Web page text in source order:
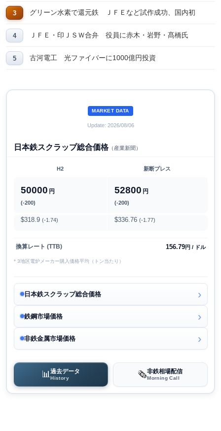
グリーン水素で還元鉄 ＪＦＥなど試作成功、国内初
ＪＦＥ・印ＪＳＷ合弁 役員に赤木・岩野・髙橋氏
古河電工 光ファイバーに1000億円投資
MARKET DATA
Update: 2026/08/06
日本鉄スクラップ総合価格（産業新聞）
H2 新断プレス
50000 円
(-200)
52800 円
(-200)
$318.9 (-1.74) $336.76 (-1.77)
換算レート (TTB) 156.79円 / ドル
* 3地区電炉メーカー購入価格平均（トン当たり）
日本鉄スクラップ総合価格
鉄鋼市場価格
非鉄金属市場価格
📊過去データ
History 🗞️非鉄相場配信
Morning Call